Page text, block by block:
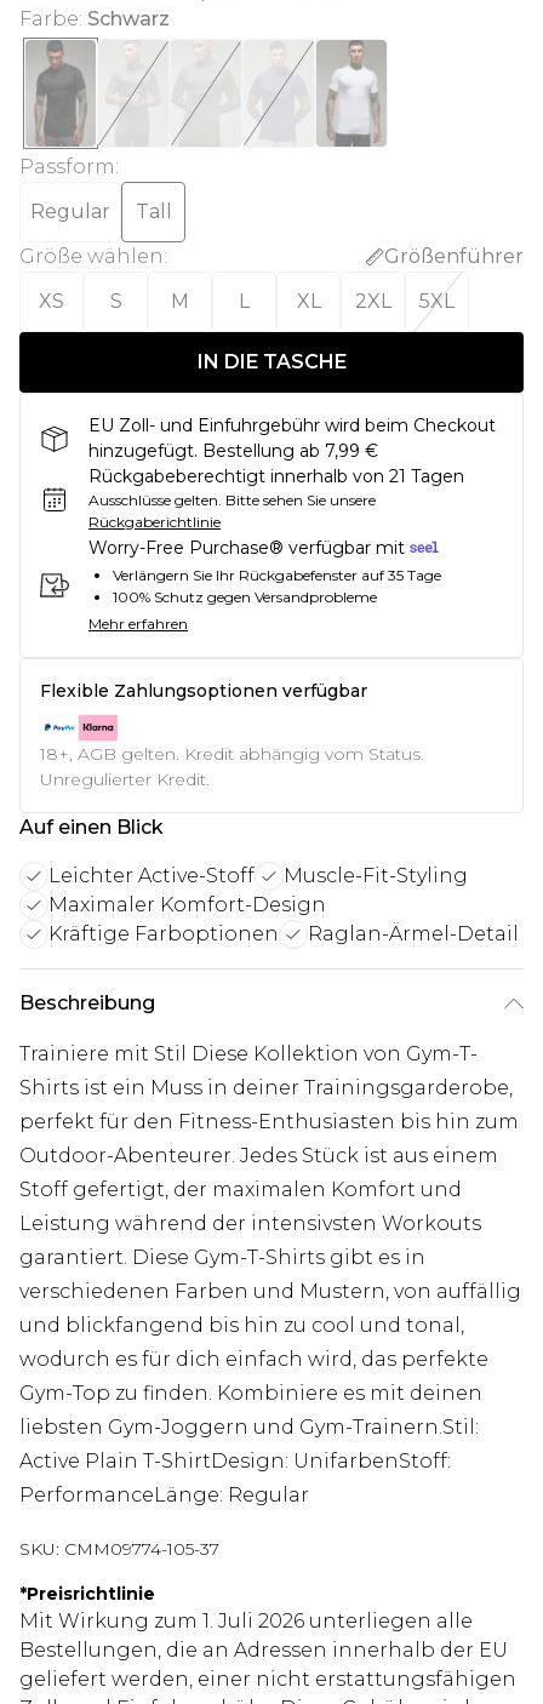
Farbe: Schwarz
Passform:
Regular
Tall
Größe wählen:
Größenführer
XS
S M L XL 2XL 5XL
IN DIE TASCHE
EU Zoll- und Einfuhrgebühr wird beim Checkout
hinzugefügt. Bestellung ab 7,99 €
Rückgabeberechtigt innerhalb von 21 Tagen
Ausschlüsse gelten. Bitte sehen Sie unsere
Rückgaberichtlinie
Worry-Free Purchase® verfügbar mit
Verlängern Sie Ihr Rückgabefenster auf 35 Tage
100% Schutz gegen Versandprobleme
Mehr erfahren
Flexible Zahlungsoptionen verfügbar
18+, AGB gelten. Kredit abhängig vom Status.
Unregulierter Kredit.
Auf einen Blick
Leichter Active-Stoff
Muscle-Fit-Styling
Maximaler Komfort-Design
Kräftige Farboptionen
Raglan-Ärmel-Detail
Beschreibung
Trainiere mit Stil Diese Kollektion von Gym-T-
Shirts ist ein Muss in deiner Trainingsgarderobe,
perfekt für den Fitness-Enthusiasten bis hin zum
Outdoor-Abenteurer. Jedes Stück ist aus einem
Stoff gefertigt, der maximalen Komfort und
Leistung während der intensivsten Workouts
garantiert. Diese Gym-T-Shirts gibt es in
verschiedenen Farben und Mustern, von auffällig
und blickfangend bis hin zu cool und tonal,
wodurch es für dich einfach wird, das perfekte
Gym-Top zu finden. Kombiniere es mit deinen
liebsten Gym-Joggern und Gym-Trainern.Stil:
Active Plain T-ShirtDesign: UnifarbenStoff:
PerformanceLänge: Regular
SKU: CMM09774-105-37
*Preisrichtlinie
Mit Wirkung zum 1. Juli 2026 unterliegen alle
Bestellungen, die an Adressen innerhalb der EU
geliefert werden, einer nicht erstattungsfähigen